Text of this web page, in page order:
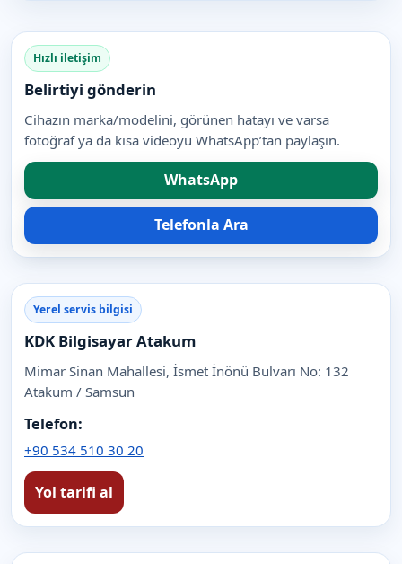
Hızlı iletişim
Belirtiyi gönderin
Cihazın marka/modelini, görünen hatayı ve varsa
fotoğraf ya da kısa videoyu WhatsApp’tan paylaşın.
WhatsApp
Telefonla Ara
Yerel servis bilgisi
KDK Bilgisayar Atakum
Mimar Sinan Mahallesi, İsmet İnönü Bulvarı No: 132
Atakum / Samsun
Telefon:
+90 534 510 30 20
Yol tarifi al